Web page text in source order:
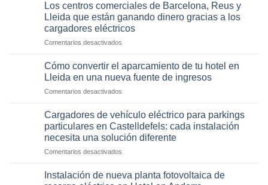
Los centros comerciales de Barcelona, Reus y
Lleida que están ganando dinero gracias a los
cargadores eléctricos
Comentarios desactivados
comerciales
de
y
Lleida
que
gracias
Cómo convertir el aparcamiento de tu hotel en
Lleida en una nueva fuente de ingresos
Comentarios desactivados
convertir
aparcamiento
de
en
Lleida
Cargadores de vehículo eléctrico para parkings
particulares en Castelldefels: cada instalación
necesita una solución diferente
Comentarios desactivados
vehículo
Instalación de nueva planta fotovoltaica de